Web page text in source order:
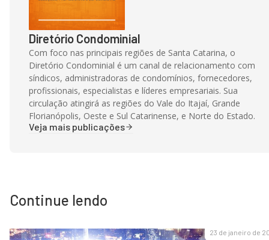
Diretório Condominial
Com foco nas principais regiões de Santa Catarina, o
Diretório Condominial é um canal de relacionamento com
síndicos, administradoras de condomínios, fornecedores,
profissionais, especialistas e líderes empresariais. Sua
circulação atingirá as regiões do Vale do Itajaí, Grande
Florianópolis, Oeste e Sul Catarinense, e Norte do Estado.
Veja mais publicações
Continue lendo
23 de janeiro de